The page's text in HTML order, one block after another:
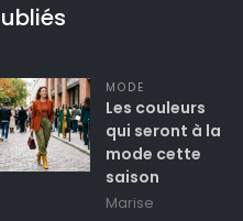
MODE
Les couleurs
qui seront à la
mode cette
saison
Marise